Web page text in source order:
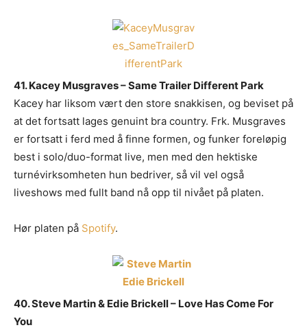
41. Kacey Musgraves – Same Trailer Different Park
Kacey har liksom vært den store snakkisen, og beviset på
at det fortsatt lages genuint bra country. Frk. Musgraves
er fortsatt i ferd med å finne formen, og funker foreløpig
best i solo/duo-format live, men med den hektiske
turnévirksomheten hun bedriver, så vil vel også
liveshows med fullt band nå opp til nivået på platen.
Hør platen på Spotify.
40. Steve Martin & Edie Brickell – Love Has Come For
You